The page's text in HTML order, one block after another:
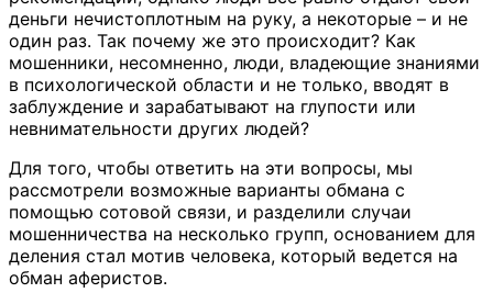
деньги нечистоплотным на руку, а некоторые – и не
один раз. Так почему же это происходит? Как
мошенники, несомненно, люди, владеющие знаниями
в психологической области и не только, вводят в
заблуждение и зарабатывают на глупости или
невнимательности других людей?
Для того, чтобы ответить на эти вопросы, мы
рассмотрели возможные варианты обмана с
помощью сотовой связи, и разделили случаи
мошенничества на несколько групп, основанием для
деления стал мотив человека, который ведется на
обман аферистов.